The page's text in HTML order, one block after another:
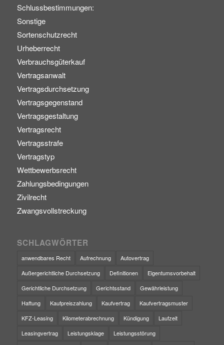
Schlussbestimmungen:
Sonstige
Sortenschutzrecht
Urheberrecht
Verbrauchsgüterkauf
Vertragsanwalt
Vertragsdurchsetzung
Vertragsgegenstand
Vertragsgestaltung
Vertragsrecht
Vertragsstrafe
Vertragstyp
Wettbewerbsrecht
Zahlungsbedingungen
Zivilrecht
Zwangsvollstreckung
SCHLAGWÖRTER
anwendbares Recht Aufrechnung
Autovertrag
Außergerichtliche Durchsetzung
Definitionen
Eigentumsvorbehalt
Gerichtliche Durchsetzung
Gerichtsstand
Gewährleistung
Haftung
Kaufpreiszahlung Kaufvertrag
Kaufvertragsmuster
KFZ-Leasing
Kilometerabrechnung Kündigung
Laufzeit
Leasingvertrag
Leistungsklage
Leistungsstörung